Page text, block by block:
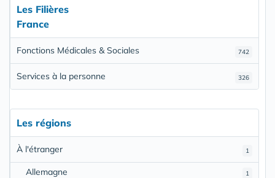
Les Filières
France
742
Fonctions Médicales & Sociales
326
Services à la personne
Les régions
1
À l'étranger
1
Allemagne